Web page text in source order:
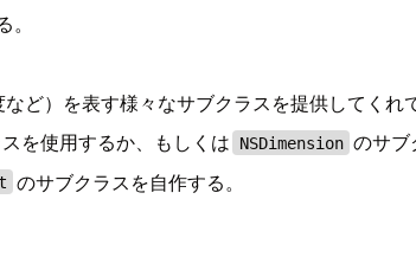
ど）を表す様々なサブクラスを提供してくれ
を使用するか、もしくは
NSDimension のサブ
のサブクラスを自作する。